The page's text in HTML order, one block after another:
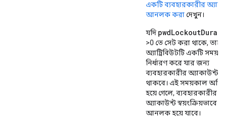
একটি ব্যবহারকারীর
আনলক করাদেখুন।
যদি
>0 তে সেট করা থাকে,
অ্যাট্রিবিউটটি একটি
নির্ধারণ করে যার জন্য
ব্যবহারকারীর
থাকবে। এই সময়কাল
হয়ে গেলে, ব্যবহারকারীর
অ্যাকাউন্ট স্বয়ংক্রিয়ভাবে
আনলক হয়ে যাবে।